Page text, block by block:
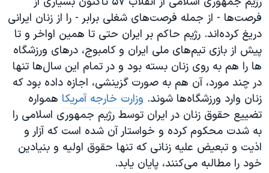
فرصت‌ها - از جمله فرصت‌های شغلی برابر - را از زنان ایرانی
دریغ کرده‌اند. رژیم حاکم بر ایران حتی تا همین اواخر و تا
پیش از بازی تیم‌های ملی ایران و کامبوج، درهای ورزشگاه
ها را هم به روی زنان بسته بود و در تمام این سال‌ها تنها
در چند مورد، آن هم به صورت گزینشی، اجازه داده بود که
زنان وارد ورزشگاه‌ها شوند. وزارت خارجه آمریکا همواره
تضییع حقوق زنان در ایران توسط رژیم جمهوری اسلامی را
به شدت محکوم کرده و خواستار آن شده‌ است که آزار و
اذیت و تبعیض علیه زنانی که تنها حقوق اولیه و بنیادین
خود را مطالبه می‌کنند، پایان یابد.